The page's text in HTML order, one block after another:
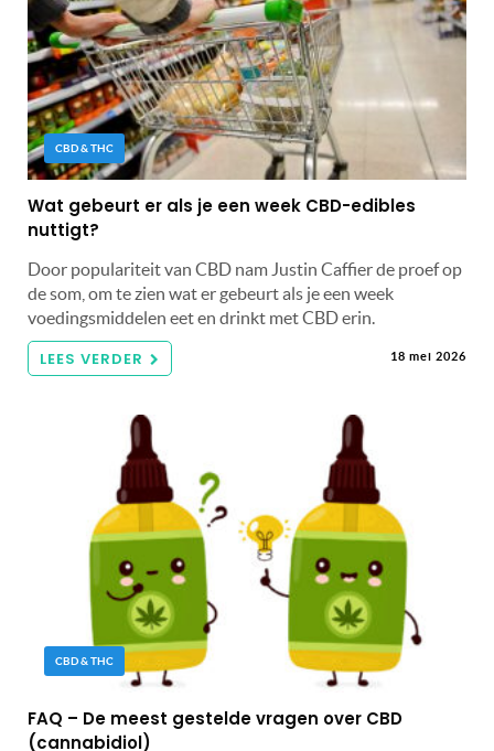
CBD & THC
Wat gebeurt er als je een week CBD-edibles
nuttigt?
Door populariteit van CBD nam Justin Caffier de proef op
de som, om te zien wat er gebeurt als je een week
voedingsmiddelen eet en drinkt met CBD erin.
LEES VERDER 18 mei 2026
CBD & THC
FAQ – De meest gestelde vragen over CBD
(cannabidiol)